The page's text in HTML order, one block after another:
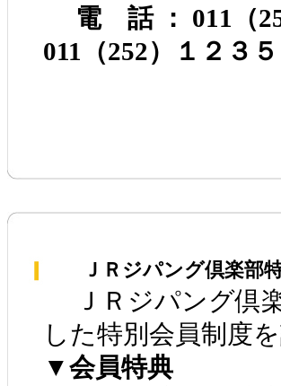
電 話 ： 011（
011（252）１２３５
ＪＲジパング倶楽部特
ＪＲジパング倶
した特別会員制度
▼会員特典